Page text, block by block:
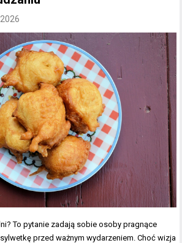
To pytanie zadają sobie osoby pragnące
przed ważnym wydarzeniem. Choć wizja